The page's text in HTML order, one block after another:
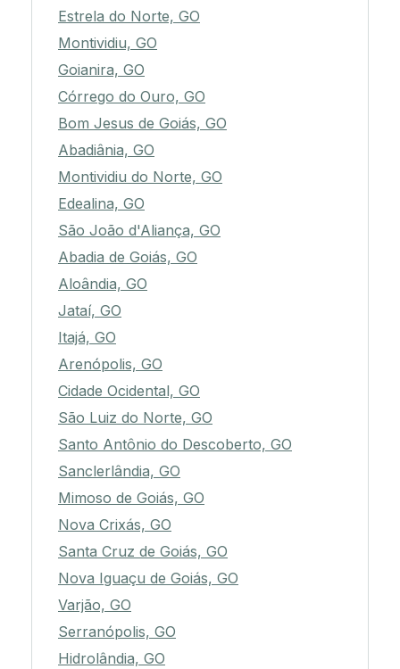
Estrela do Norte, GO
Montividiu, GO
Goianira, GO
Córrego do Ouro, GO
Bom Jesus de Goiás, GO
Abadiânia, GO
Montividiu do Norte, GO
Edealina, GO
São João d'Aliança, GO
Abadia de Goiás, GO
Aloândia, GO
Jataí, GO
Itajá, GO
Arenópolis, GO
Cidade Ocidental, GO
São Luiz do Norte, GO
Santo Antônio do Descoberto, GO
Sanclerlândia, GO
Mimoso de Goiás, GO
Nova Crixás, GO
Santa Cruz de Goiás, GO
Nova Iguaçu de Goiás, GO
Varjão, GO
Serranópolis, GO
Hidrolândia, GO